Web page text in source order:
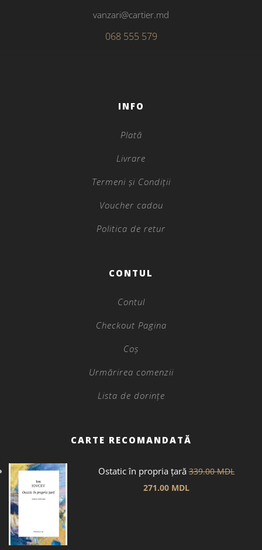
vanzari@cartier.md
068 555 579
INFO
Plată
Livrare
Termeni și Condiții
Voucher cadou
Politica de retur
CONTUL
Contul
Checkout Pagina
Coș
Urmărirea comenzii
Lista de dorințe
CARTE RECOMANDATĂ
Ostatic în propria țară 339.00MDL
271.00 MDL